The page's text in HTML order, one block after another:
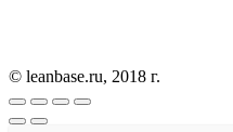
© leanbase.ru, 2018 г.